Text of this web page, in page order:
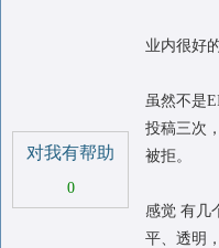
对我有帮助
0
业内很好
虽然不是
投稿三次
被拒。
感觉 有几
平、透明